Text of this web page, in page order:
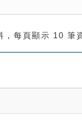
，每頁顯示 10 筆